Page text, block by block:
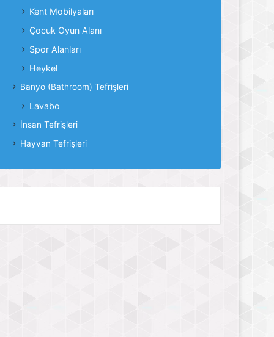
Kent Mobilyaları
Çocuk Oyun Alanı
Spor Alanları
Heykel
Banyo (Bathroom) Tefrişleri
Lavabo
İnsan Tefrişleri
Hayvan Tefrişleri